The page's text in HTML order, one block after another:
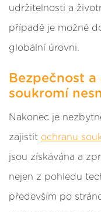
udržitelnosti a
případě je možné
globální úrovni.
Bezpečnost a
soukromí
Nakonec je
zajistit ochranu
jsou získávána a
nejen z pohledu
především po